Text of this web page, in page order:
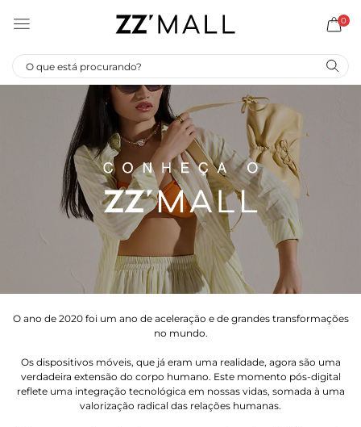
0
O ano de 2020 foi um ano de aceleração e de grandes transformações
no mundo.
Os dispositivos móveis, que já eram uma realidade, agora são uma
verdadeira extensão do corpo humano. Este momento pós-digital
reflete uma integração tecnológica em nossas vidas, somada à uma
valorização radical das relações humanas.